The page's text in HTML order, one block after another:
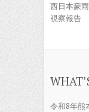
西日本豪
視察報告
令和8年熊